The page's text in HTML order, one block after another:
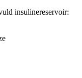
insulinereservoir: